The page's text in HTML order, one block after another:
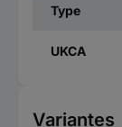
Type
UKCA
Variantes